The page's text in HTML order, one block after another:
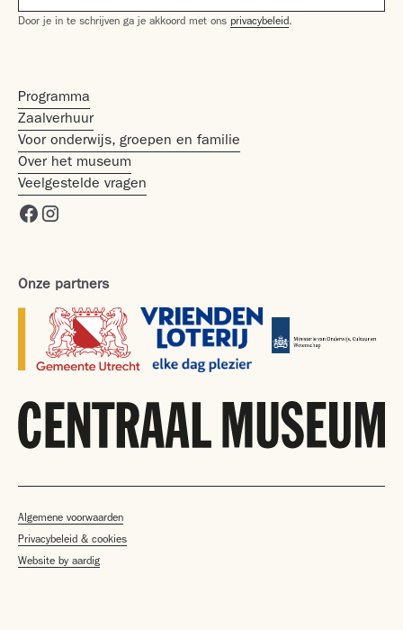
Programma
Zaalverhuur
Voor onderwijs, groepen en familie
Over het museum
Veelgestelde vragen
Onze partners
Door je in te schrijven ga je akkoord met ons privacybeleid.
Algemene voorwaarden
Privacybeleid & cookies
Website by aardig